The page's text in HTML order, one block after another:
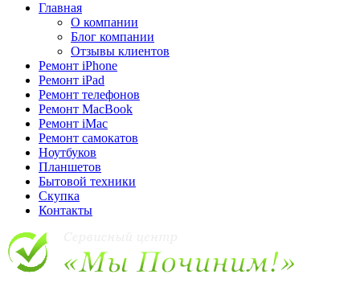
Главная
О компании
Блог компании
Отзывы клиентов
Ремонт iPhone
Ремонт iPad
Ремонт телефонов
Ремонт MacBook
Ремонт iMac
Ремонт самокатов
Ноутбуков
Планшетов
Бытовой техники
Скупка
Контакты